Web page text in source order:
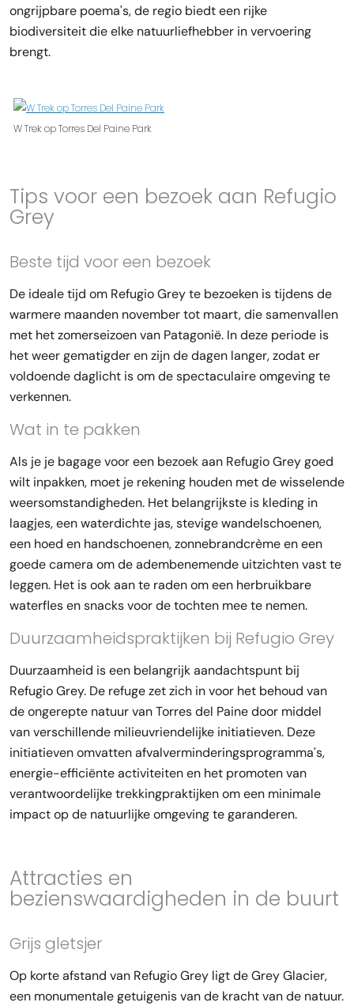
ongrijpbare poema's, de regio biedt een rijke
biodiversiteit die elke natuurliefhebber in vervoering
brengt.
W Trek op Torres Del Paine Park
Tips voor een bezoek aan Refugio
Grey
Beste tijd voor een bezoek
De ideale tijd om Refugio Grey te bezoeken is tijdens de
warmere maanden november tot maart, die samenvallen
met het zomerseizoen van Patagonië. In deze periode is
het weer gematigder en zijn de dagen langer, zodat er
voldoende daglicht is om de spectaculaire omgeving te
verkennen.
Wat in te pakken
Als je je bagage voor een bezoek aan Refugio Grey goed
wilt inpakken, moet je rekening houden met de wisselende
weersomstandigheden. Het belangrijkste is kleding in
laagjes, een waterdichte jas, stevige wandelschoenen,
een hoed en handschoenen, zonnebrandcrème en een
goede camera om de adembenemende uitzichten vast te
leggen. Het is ook aan te raden om een herbruikbare
waterfles en snacks voor de tochten mee te nemen.
Duurzaamheidspraktijken bij Refugio Grey
Duurzaamheid is een belangrijk aandachtspunt bij
Refugio Grey. De refuge zet zich in voor het behoud van
de ongerepte natuur van Torres del Paine door middel
van verschillende milieuvriendelijke initiatieven. Deze
initiatieven omvatten afvalverminderingsprogramma's,
energie-efficiënte activiteiten en het promoten van
verantwoordelijke trekkingpraktijken om een minimale
impact op de natuurlijke omgeving te garanderen.
Attracties en
bezienswaardigheden in de buurt
Grijs gletsjer
Op korte afstand van Refugio Grey ligt de Grey Glacier,
een monumentale getuigenis van de kracht van de natuur.